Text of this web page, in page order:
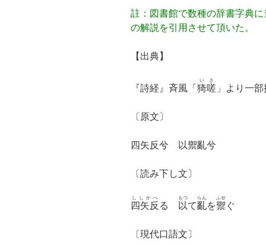
註：図書館で数種の辞書字典
の解説を引用させて頂いた。
【出典】
『詩経』斉風「 猗嗟
いさ
」より一
〔原文〕
四矢反兮 以禦亂兮
〔読み下し文〕
四矢反
ししかへ
る 以
もつ
て亂
らん
を禦
ふせ
ぐ
〔現代口語文〕